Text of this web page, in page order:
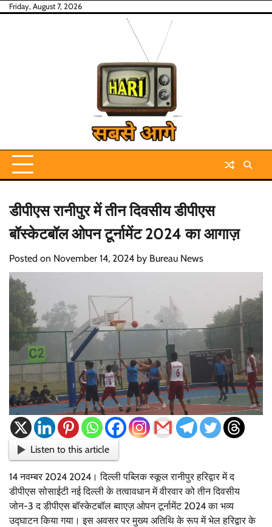
SkipFriday, August 7, 2026
डीपीएस रानीपुर में तीन दिवसीय डीपीएस
बॉस्केटबॉल ओपन टूर्नामेंट 2024 का आगाज़
Posted on November 14, 2024 by Bureau News
Listen to this article
14 नवम्बर 2024 2024। दिल्ली पब्लिक स्कूल रानीपुर हरिद्वार में द
डीपीएस सोसाईटी नई दिल्ली के तत्वावधान में वीरवार को तीन दिवसीय
जोन-3 द डीपीएस बॉस्केटबॉल ब्वाएज़ ओपन टूर्नामेंट 2024 का भव्य
उद्घाटन किया गया। इस अवसर पर मुख्य अतिथि के रूप में भेल हरिद्वार के